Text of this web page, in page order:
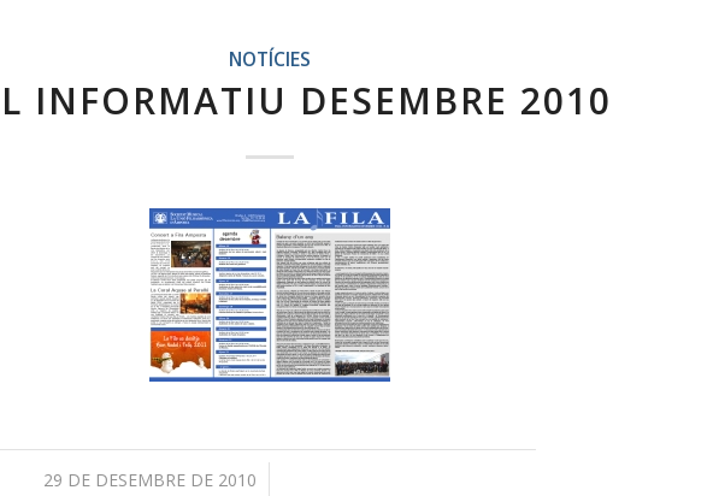
NOTÍCIES
INFORMATIU DESEMBRE 2010
29 DE DESEMBRE DE 2010
/